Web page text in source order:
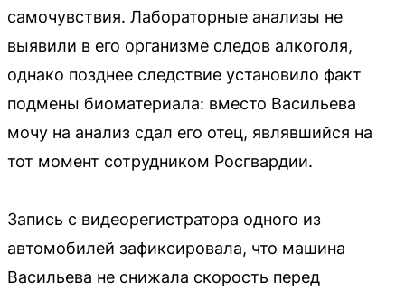
самочувствия. Лабораторные анализы не
выявили в его организме следов алкоголя,
однако позднее следствие установило факт
подмены биоматериала: вместо Васильева
мочу на анализ сдал его отец, являвшийся на
тот момент сотрудником Росгвардии.
Запись с видеорегистратора одного из
автомобилей зафиксировала, что машина
Васильева не снижала скорость перед